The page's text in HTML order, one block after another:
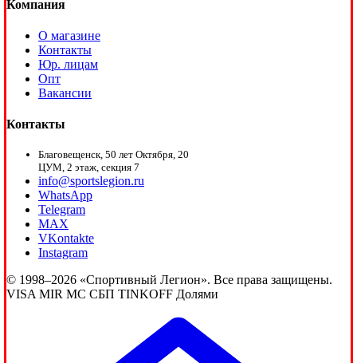
Компания
О магазине
Контакты
Юр. лицам
Опт
Вакансии
Контакты
Благовещенск, 50 лет Октября, 20
ЦУМ, 2 этаж, секция 7
info@sportslegion.ru
WhatsApp
Telegram
MAX
VKontakte
Instagram
© 1998–2026 «Спортивный Легион». Все права защищены.
VISA MIR MC СБП TINKOFF Долями